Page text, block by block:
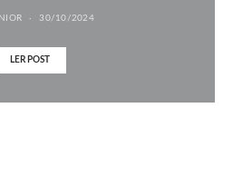
30/10/2024
LER POST